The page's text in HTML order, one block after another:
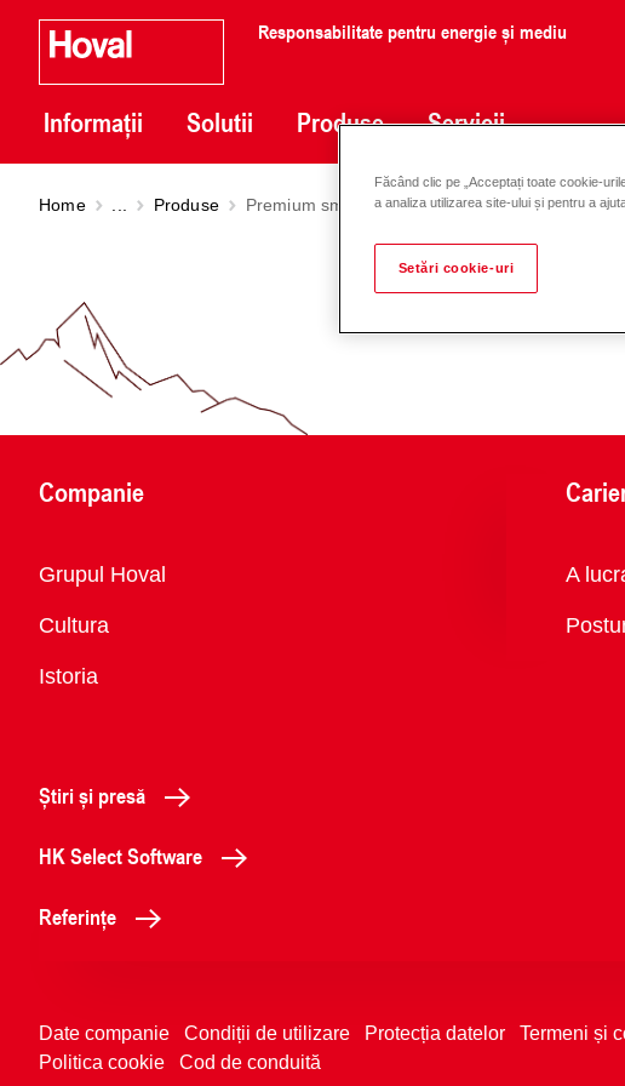
Responsabilitate pentru energie și mediu
Informații Solutii Produse Servicii
Home Produse Premium smart pump Stratos MAXO DN 25-30
Companie
Vedere
Grupul Hoval
Cultura
Istoria
A
Știri și presă
HK Select Software
Referințe
Date companie Condiții de utilizare Protecția datelor
Termeni și
Politica cookie
Cod de conduită
Făcând clic pe „Acceptați toate cookie-
a analiza utilizarea site-ului și pentru a
Setări cookie-uri